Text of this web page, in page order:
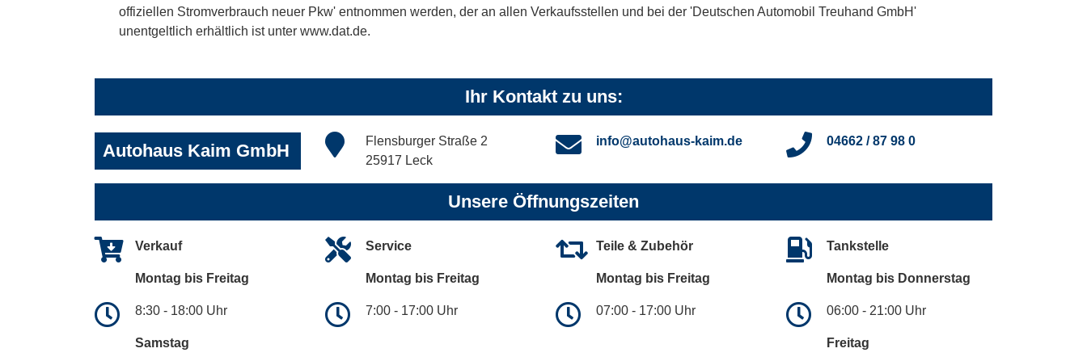
offiziellen Stromverbrauch neuer Pkw' entnommen werden, der an allen Verkaufsstellen und bei der 'Deutschen Automobil Treuhand GmbH'
unentgeltlich erhältlich ist unter www.dat.de.
Ihr Kontakt zu uns:
Autohaus Kaim GmbH
Flensburger Straße 2
25917 Leck
info@autohaus-kaim.de 04662 / 87 98 0
Unsere Öffnungszeiten
Verkauf
Montag bis Freitag
8:30 - 18:00 Uhr
Samstag
Service
Montag bis Freitag
7:00 - 17:00 Uhr
Teile & Zubehör
Montag bis Freitag
07:00 - 17:00 Uhr
Tankstelle
Montag bis Donnerstag
06:00 - 21:00 Uhr
Freitag